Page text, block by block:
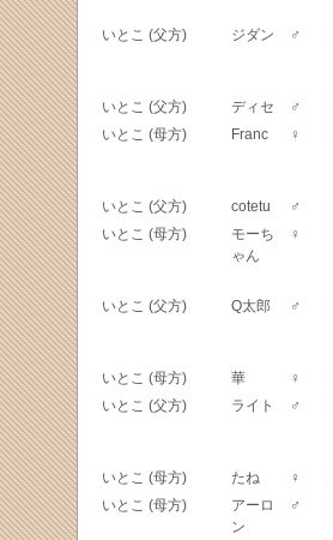
いとこ (父方) ジダン ♂
いとこ (父方) ディセ ♂
いとこ (母方) Franc ♀
いとこ (父方) cotetu ♂
いとこ (母方)
モーち
ゃん
♀
いとこ (父方) Q太郎 ♂
いとこ (母方) 華 ♀
いとこ (父方) ライト ♂
いとこ (母方) たね ♀
いとこ (母方)
アーロ
ン
♂